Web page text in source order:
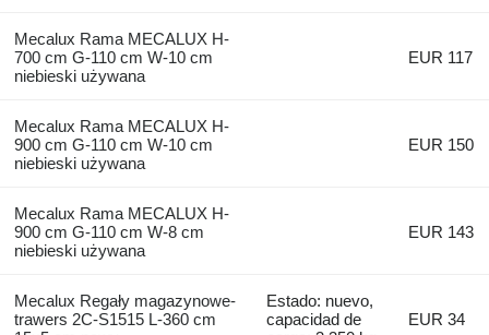
Mecalux Rama MECALUX H-
700 cm G-110 cm W-10 cm
niebieski używana
EUR 117
Mecalux Rama MECALUX H-
900 cm G-110 cm W-10 cm
niebieski używana
EUR 150
Mecalux Rama MECALUX H-
900 cm G-110 cm W-8 cm
niebieski używana
EUR 143
Mecalux Regały magazynowe-
trawers 2C-S1515 L-360 cm
Estado: nuevo,
capacidad de
EUR 34